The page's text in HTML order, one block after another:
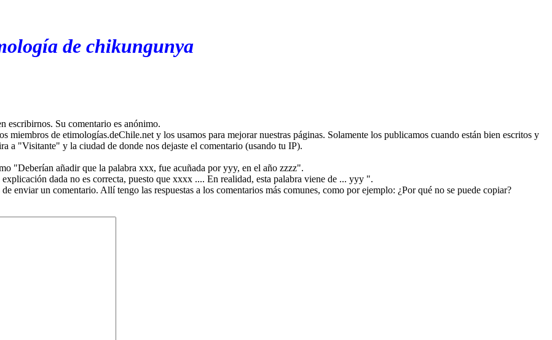
de chikungunya
escribirnos. Su comentario es anónimo.
miembros de etimologías.deChile.net y los usamos para mejorar nuestras páginas. Solamente los publicamos cuando están bien escritos y
a "Visitante" y la ciudad de donde nos dejaste el comentario (usando tu IP).
"Deberían añadir que la palabra xxx, fue acuñada por yyy, en el año zzzz".
dada no es correcta, puesto que xxxx .... En realidad, esta palabra viene de ... yyy ".
de enviar un comentario. Allí tengo las respuestas a los comentarios más comunes, como por ejemplo: ¿Por qué no se puede copiar?